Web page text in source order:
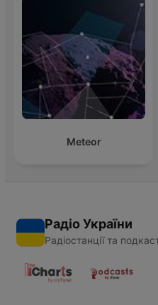
Meteor
Радіо України
Радіостанції та